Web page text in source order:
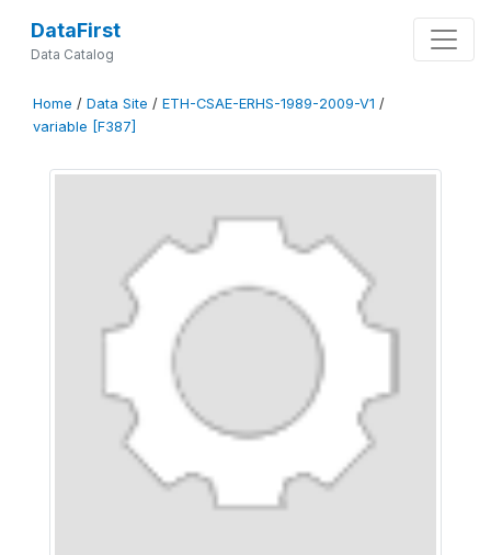
DataFirst
Data Catalog
Home / Data Site / ETH-CSAE-ERHS-1989-2009-V1 /
variable [F387]